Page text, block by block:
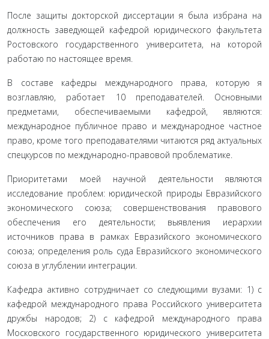
После защиты докторской диссертации я была избрана на
должность заведующей кафедрой юридического факультета
Ростовского государственного университета, на которой
работаю по настоящее время.
В составе кафедры международного права, которую я
возглавляю, работает 10 преподавателей. Основными
предметами, обеспечиваемыми кафедрой, являются:
международное публичное право и международное частное
право, кроме того преподавателями читаются ряд актуальных
спецкурсов по международно-правовой проблематике.
Приоритетами моей научной деятельности являются
исследование проблем: юридической природы Евразийского
экономического союза; совершенствования правового
обеспечения его деятельности; выявления иерархии
источников права в рамках Евразийского экономического
союза; определения роль суда Евразийского экономического
союза в углублении интеграции.
Кафедра активно сотрудничает со следующими вузами: 1) с
кафедрой международного права Российского университета
дружбы народов; 2) с кафедрой международного права
Московского государственного юридического университета